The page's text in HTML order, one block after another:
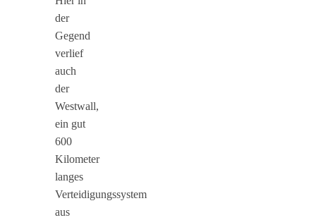
der
Gegend
verlief
auch
der
Westwall,
ein gut
600
Kilometer
langes
Verteidigungssystem
aus